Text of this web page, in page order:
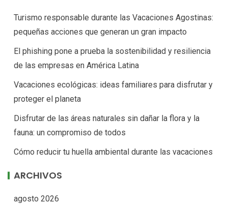
Turismo responsable durante las Vacaciones Agostinas:
pequeñas acciones que generan un gran impacto
El phishing pone a prueba la sostenibilidad y resiliencia
de las empresas en América Latina
Vacaciones ecológicas: ideas familiares para disfrutar y
proteger el planeta
Disfrutar de las áreas naturales sin dañar la flora y la
fauna: un compromiso de todos
Cómo reducir tu huella ambiental durante las vacaciones
ARCHIVOS
agosto 2026